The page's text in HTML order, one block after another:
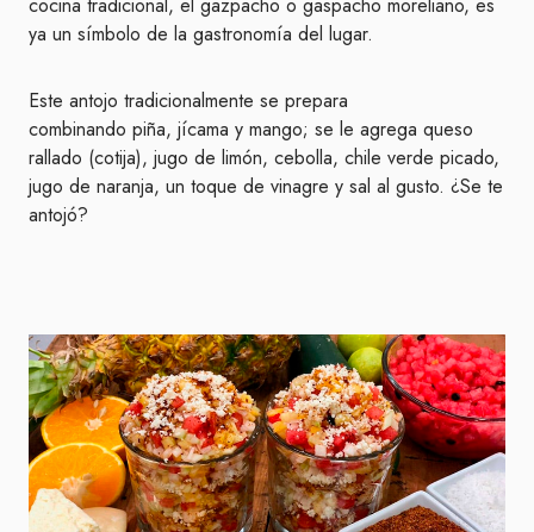
cocina tradicional, el gazpacho o gaspacho moreliano, es
ya un símbolo de la gastronomía del lugar.
Este antojo tradicionalmente se prepara
combinando piña, jícama y mango; se le agrega queso
rallado (cotija), jugo de limón, cebolla, chile verde picado,
jugo de naranja, un toque de vinagre y sal al gusto. ¿Se te
antojó?